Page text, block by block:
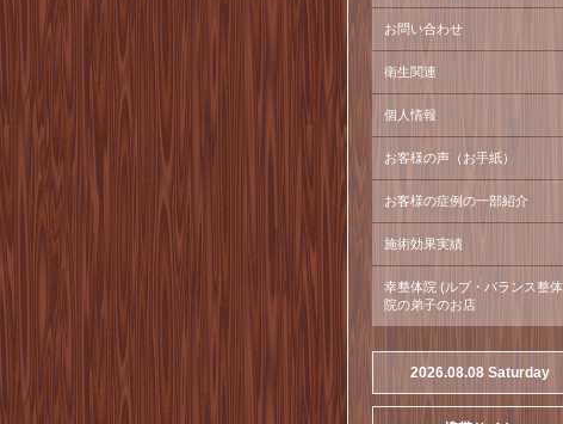
お問い合わせ
衛生関連
個人情報
お客様の声（お手紙）
お客様の症例の一部紹介
施術効果実績
幸整体院 (ルブ・バランス整体
院の弟子のお店
2026.08.08 Saturday